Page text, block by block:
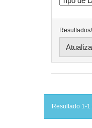
Resultado 1-1